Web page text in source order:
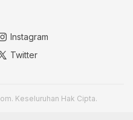
Instagram
Twitter
Keseluruhan Hak Cipta.